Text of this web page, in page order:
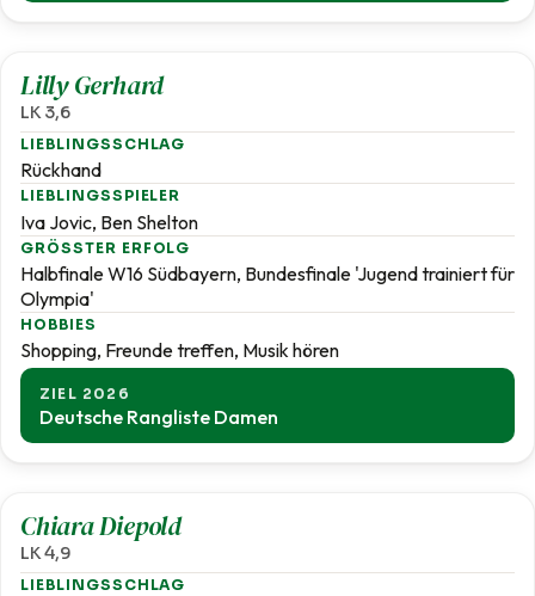
Lilly Gerhard
LK 3,6
LIEBLINGSSCHLAG
Rückhand
LIEBLINGSSPIELER
Iva Jovic, Ben Shelton
GRÖSSTER ERFOLG
Halbfinale W16 Südbayern, Bundesfinale 'Jugend trainiert für
Olympia'
HOBBIES
Shopping, Freunde treffen, Musik hören
ZIEL 2026
Deutsche Rangliste Damen
Chiara Diepold
LK 4,9
LIEBLINGSSCHLAG